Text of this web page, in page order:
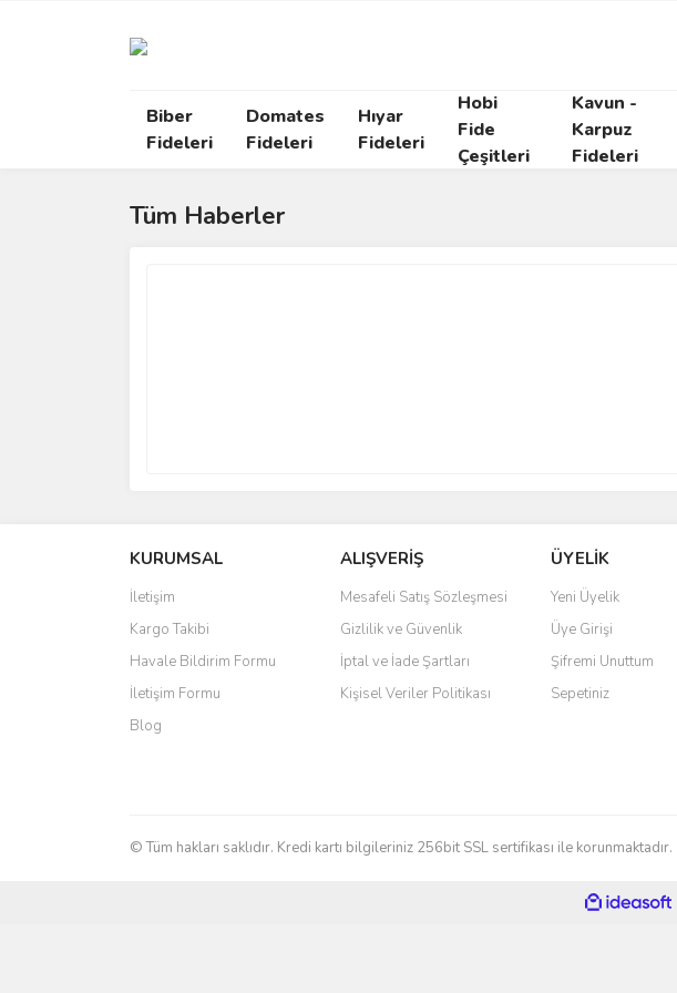
Biber
Fideleri
Domates
Fideleri
Hıyar
Fideleri
Hobi
Fide
Çeşitleri
Kavun -
Karpuz
Fideleri
Tüm Haberler
KURUMSAL
İletişim
Kargo Takibi
Havale Bildirim Formu
İletişim Formu
Blog
ALIŞVERİŞ
Mesafeli Satış Sözleşmesi
Gizlilik ve Güvenlik
İptal ve İade Şartları
Kişisel Veriler Politikası
ÜYELİK
Yeni Üyelik
Üye Girişi
Şifremi Unuttum
Sepetiniz
© Tüm hakları saklıdır. Kredi kartı bilgileriniz 256bit SSL sertifikası ile korunmaktadır.